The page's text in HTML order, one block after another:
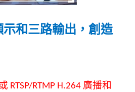
示和三路輸出，創造
RTSP/RTMP H.264 廣播和